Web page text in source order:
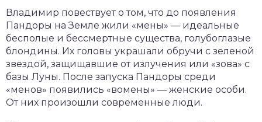
Владимир повествует о том, что до появления
Пандоры на Земле жили «мены» — идеальные
бесполые и бессмертные существа, голубоглазые
блондины. Их головы украшали обручи с зеленой
звездой, защищавшие от излучения или «зова» с
базы Луны. После запуска Пандоры среди
«менов» появились «вомены» — женские особи.
От них произошли современные люди.